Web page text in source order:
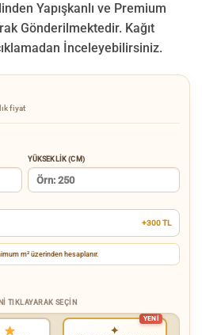
Yapışkanlı ve Premium
Gönderilmektedir. Kağıt
İnceleyebilirsiniz.
fiyat
YÜKSEKLIK (CM)
+300 TL
m² üzerinden hesaplanır.
TIKLAYARAK SEÇIN
✦